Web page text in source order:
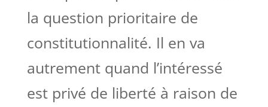
la question prioritaire de
constitutionnalité. Il en va
autrement quand l’intéressé
est privé de liberté à raison de